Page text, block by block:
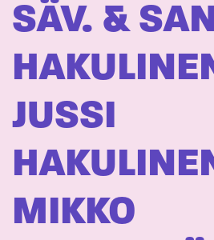
SÄV. &
JUSSI
MIKKO